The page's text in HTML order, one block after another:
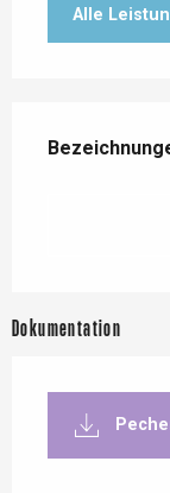
Alle
Dokumentation